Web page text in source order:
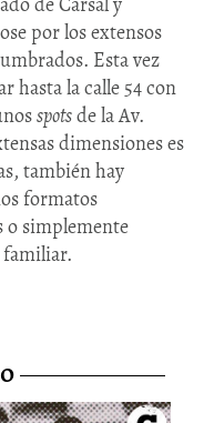
por los extensos
Esta vez
hasta la calle 54 con
spotsde la Av.
dimensiones es
también hay
formatos
simplemente
familiar.